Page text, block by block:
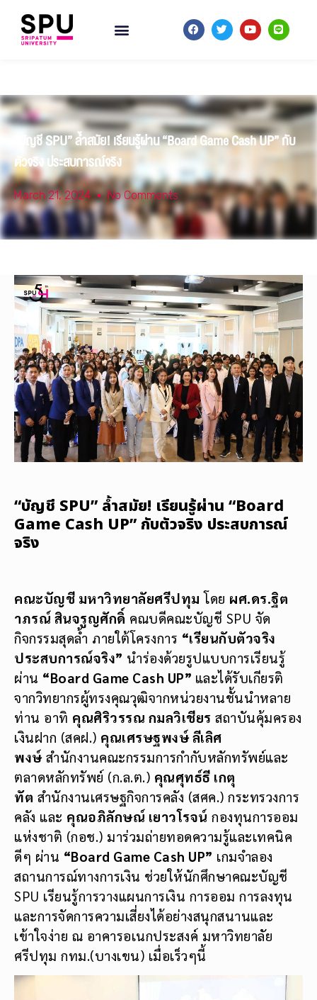
“บัญชี SPU” ล้ำสมัย! เรียนรู้ผ่าน “Board Game Cash UP” กับ
ตัวจริง ประสบการณ์จริง
March 21, 2024 No Comments
“บัญชี SPU” ล้ำสมัย! เรียนรู้ผ่าน “Board
Game Cash UP” กับตัวจริง ประสบการณ์
จริง
คณะบัญชี มหาวิทยาลัยศรีปทุม โดย ผศ.ดร.ฐิต
าภรณ์ สินจรูญศักดิ์ คณบดีคณะบัญชี SPU จัด
กิจกรรมสุดล้ำ ภายใต้โครงการ “เรียนกับตัวจริง
ประสบการณ์จริง” นำร่องด้วยรูปแบบการเรียนรู้
ผ่าน “Board Game Cash UP” และได้รับเกียรติ
จากวิทยากรผู้ทรงคุณวุฒิจากหน่วยงานชั้นนำหลาย
ท่าน อาทิ คุณศิริวรรณ กมลวิเชียร สถาบันคุ้มครอง
เงินฝาก (สคฝ.) คุณเศรษฐพงษ์ ลีเลิศ
พงษ์สำนักงานคณะกรรมการกำกับหลักทรัพย์และ
ตลาดหลักทรัพย์ (ก.ล.ต.) คุณศุทธ์ธี เกตุ
ทัต สำนักงานเศรษฐกิจการคลัง (สศค.) กระทรวงการ
คลัง และ คุณอภิลักษณ์ เยาวโรจน์ กองทุนการออม
แห่งชาติ (กอช.) มาร่วมถ่ายทอดความรู้และเทคนิค
ดีๆ ผ่าน “Board Game Cash UP” เกมจำลอง
สถานการณ์ทางการเงิน ช่วยให้นักศึกษาคณะบัญชี
SPU เรียนรู้การวางแผนการเงิน การออม การลงทุน
และการจัดการความเสี่ยงได้อย่างสนุกสนานและ
เข้าใจง่าย ณ อาคารอเนกประสงค์ มหาวิทยาลัย
ศรีปทุม กทม.(บางเขน) เมื่อเร็วๆนี้